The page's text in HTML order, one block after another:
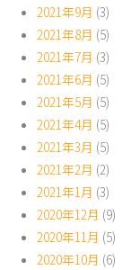
2021年9月 (3)
2021年8月 (5)
2021年7月 (3)
2021年6月 (5)
2021年5月 (5)
2021年4月 (5)
2021年3月 (5)
2021年2月 (2)
2021年1月 (3)
2020年12月 (9)
2020年11月 (5)
2020年10月 (6)